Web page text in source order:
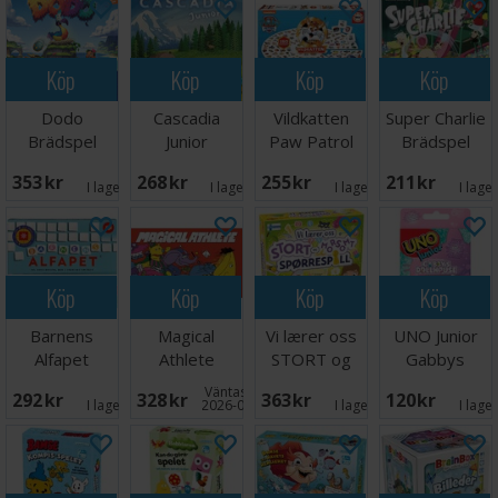
Köp
Dodo
Brädspel
353 SEK I lager: 1
Köp
Cascadia
Junior
Svensk
268 SEK I lager: 2
Köp
Vildkatten
Paw Patrol
255 SEK I lager: 5
Köp
Super Charlie
Brädspel
211 SEK I
Köp
Barnens
Alfapet
292 SEK I lager: 4
Köp
Magical
Athlete
Brädspel
328 SEK Väntas in:
2026-09-30
Köp
Vi lærer oss
STORT og
NORSK
363 SEK I lager:
Köp
UNO Junior
Gabbys
Kortspel
120 SEK I